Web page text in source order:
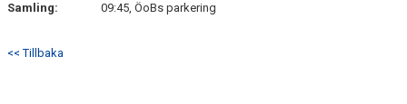
Samling:
09:45, ÖoBs parkering
<< Tillbaka